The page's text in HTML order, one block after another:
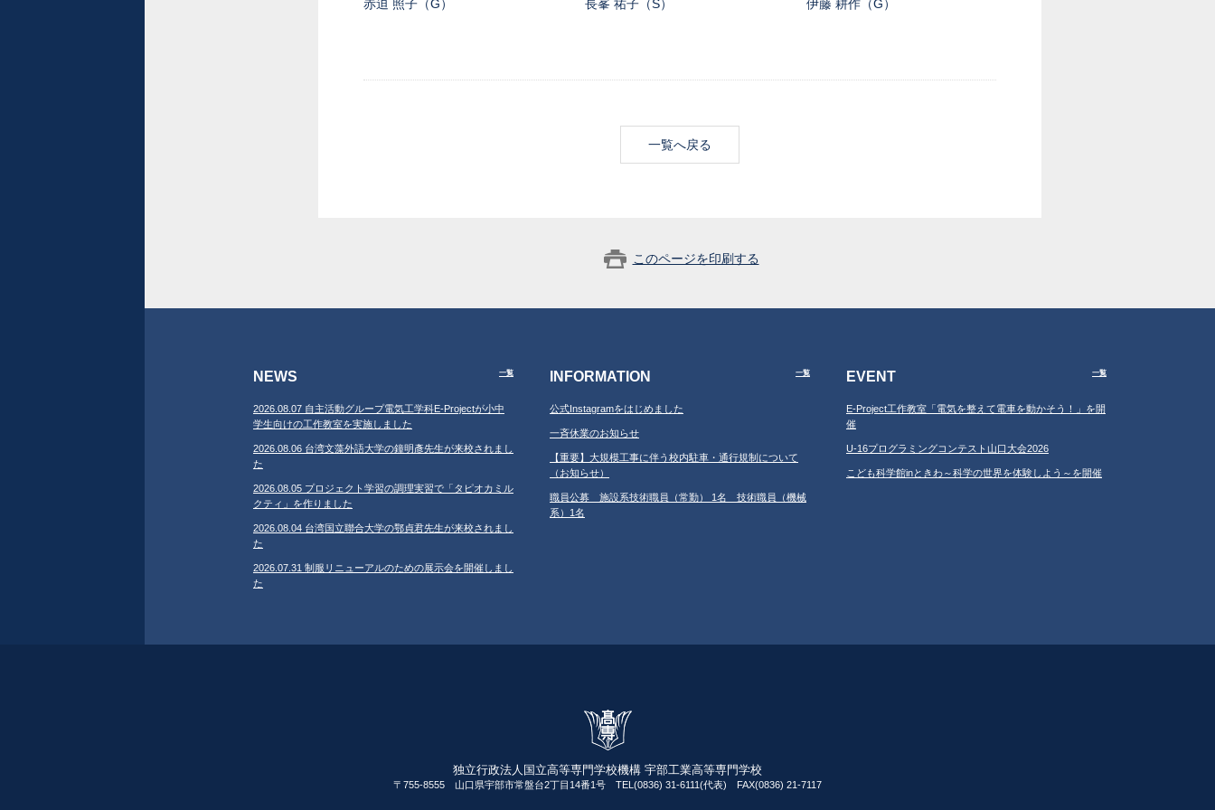
赤迫 照子（G） 長峯 祐子（S） 伊藤 耕作（G）
一覧へ戻る
このページを印刷する
NEWS 一覧
2026.08.07 自主活動グループ電気工学科E-Projectが小中
学生向けの工作教室を実施しました
2026.08.06 台湾文藻外語大学の鐘明彥先生が来校されまし
た
2026.08.05 プロジェクト学習の調理実習で「タピオカミル
クティ」を作りました
2026.08.04 台湾国立聯合大学の鄂貞君先生が来校されまし
た
2026.07.31 制服リニューアルのための展示会を開催しまし
た
INFORMATION 一覧
公式Instagramをはじめました
一斉休業のお知らせ
【重要】大規模工事に伴う校内駐車・通行規制について
（お知らせ）
職員公募 施設系技術職員（常勤） 1名 技術職員（機械
系）1名
EVENT 一覧
E-Project工作教室「電気を整えて電車を動かそう！」を開
催
U-16プログラミングコンテスト山口大会2026
こども科学館inときわ～科学の世界を体験しよう～を開催
独立行政法人国立高等専門学校機構 宇部工業高等専門学校
〒755-8555 山口県宇部市常盤台2丁目14番1号 TEL(0836) 31-6111(代表) FAX(0836) 21-7117